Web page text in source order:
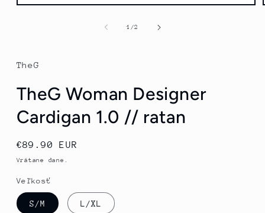
Otvorte
1 /z2
TheG
TheG Woman Designer
Cardigan 1.0 // ratan
Normálna
cena
€89.90 EUR
Vrátane dane.
Veľkosť
S/M L/XL